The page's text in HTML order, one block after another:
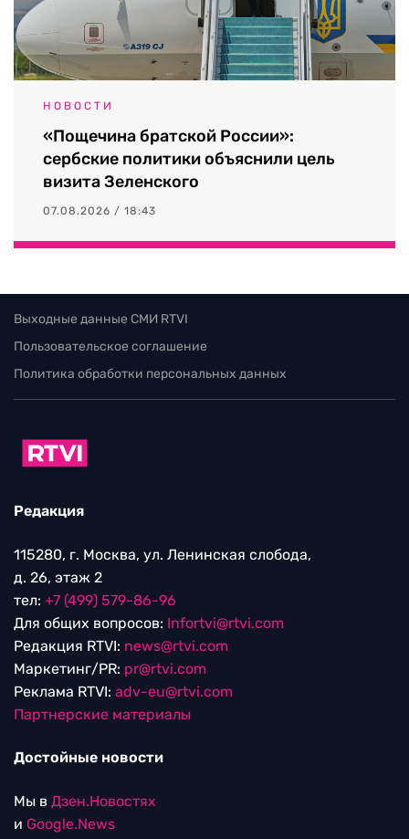
НОВОСТИ
«Пощечина братской России»:
сербские политики объяснили цель
визита Зеленского
07.08.2026 / 18:43
Выходные данные СМИ RTVI
Пользовательское соглашение
Политика обработки персональных данных
Редакция
115280, г. Москва, ул. Ленинская слобода,
д. 26, этаж 2
тел: +7 (499) 579-86-96
Для общих вопросов: Infortvi@rtvi.com
Редакция RTVI: news@rtvi.com
Маркетинг/PR: pr@rtvi.com
Реклама RTVI: adv-eu@rtvi.com
Партнерские материалы
Достойные новости
Мы в Дзен.Новостях
и Google.News